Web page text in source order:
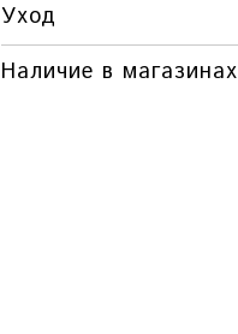
ONESIZE
Уход
Наличие в магазинах